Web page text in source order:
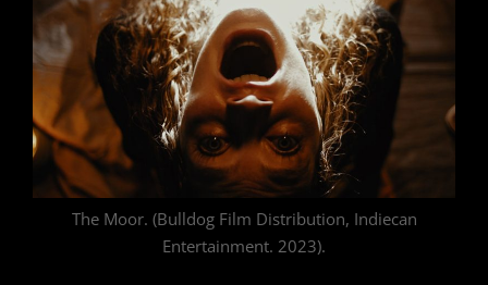
The Moor. (Bulldog Film Distribution, Indiecan
Entertainment. 2023).